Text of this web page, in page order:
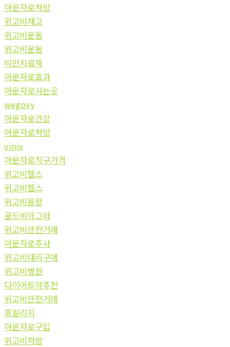
마운자로처방
위고비재고
위고비운동
위고비운동
비만치료제
마운자로효과
마운자로사는곳
wegovy
마운자로건강
마운자로처방
vinix
마운자로직구가격
위고비헬스
위고비헬스
위고비용량
골드비아그라
위고비안전거래
마운자로주사
위고비대리구매
위고비병원
다이어트약추천
위고비안전거래
프릴리지
마운자로구입
위고비처방